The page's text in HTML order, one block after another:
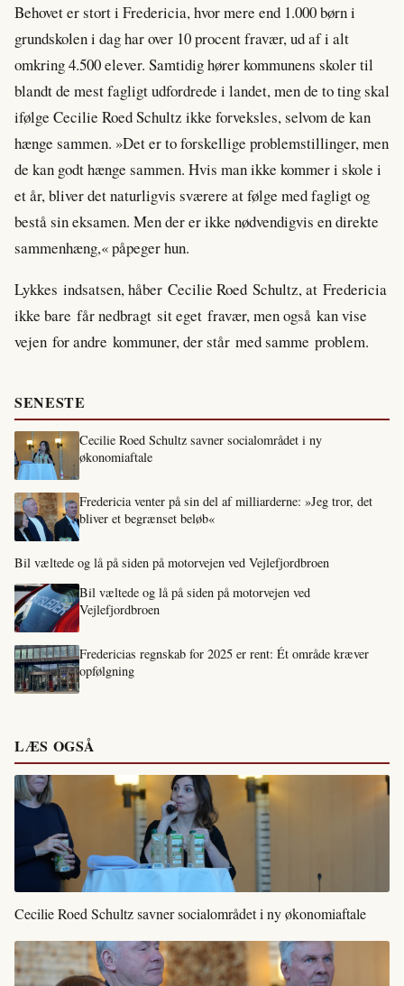
Behovet er stort i Fredericia, hvor mere end 1.000 børn i
grundskolen i dag har over 10 procent fravær, ud af i alt
omkring 4.500 elever. Samtidig hører kommunens skoler til
blandt de mest fagligt udfordrede i landet, men de to ting skal
ifølge Cecilie Roed Schultz ikke forveksles, selvom de kan
hænge sammen. »Det er to forskellige problemstillinger, men
de kan godt hænge sammen. Hvis man ikke kommer i skole i
et år, bliver det naturligvis sværere at følge med fagligt og
bestå sin eksamen. Men der er ikke nødvendigvis en direkte
sammenhæng,« påpeger hun.
Lykkes indsatsen, håber Cecilie Roed Schultz, at Fredericia
ikke bare får nedbragt sit eget fravær, men også kan vise
vejen for andre kommuner, der står med samme problem.
SENESTE
Cecilie Roed Schultz savner socialområdet i ny
økonomiaftale
Fredericia venter på sin del af milliarderne: »Jeg tror, det
bliver et begrænset beløb«
Bil væltede og lå på siden på motorvejen ved Vejlefjordbroen
Bil væltede og lå på siden på motorvejen ved
Vejlefjordbroen
Fredericias regnskab for 2025 er rent: Ét område kræver
opfølgning
LÆS OGSÅ
Cecilie Roed Schultz savner socialområdet i ny økonomiaftale